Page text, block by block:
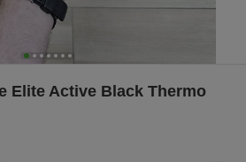
Elite Active Black Thermo